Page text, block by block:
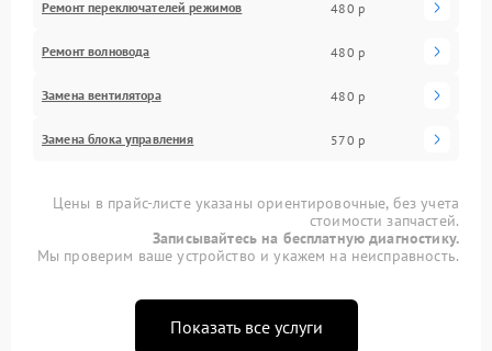
Ремонт переключателей режимов 480 р
Ремонт волновода 480 р
Замена вентилятора 480 р
Замена блока управления 570 р
Цены в прайс-листе указаны ориентировочные, без учета
стоимости запчастей.
Записывайтесь на бесплатную диагностику.
Мы проверим ваше устройство и укажем на неисправность.
Показать все услуги